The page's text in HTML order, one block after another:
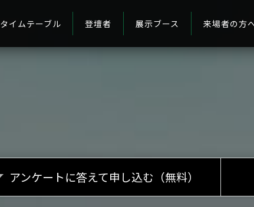
タイムテーブル 登壇者 展示ブース 来場者の方
アンケートに答えて申し込む（無料）